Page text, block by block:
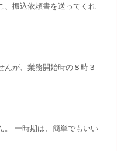
、振込依頼書を送ってくれ
んが、業務開始時の８時３
。 一時期は、簡単でもいい